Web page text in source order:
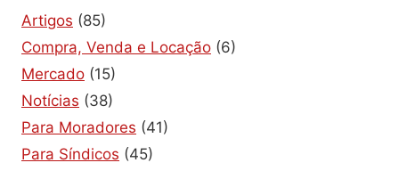
Artigos (85)
Compra, Venda e Locação (6)
Mercado (15)
Notícias (38)
Para Moradores (41)
Para Síndicos (45)